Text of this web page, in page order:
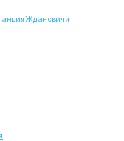
Ждановичи